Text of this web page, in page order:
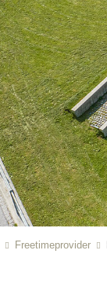
Freetimeprovider